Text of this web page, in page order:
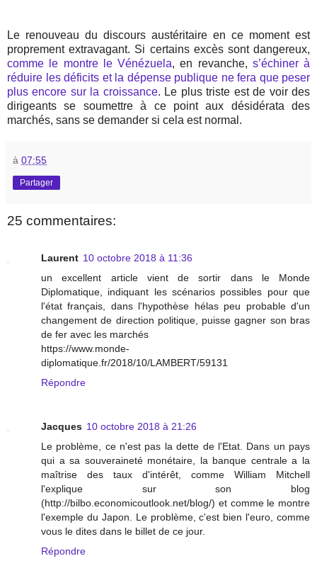
Le renouveau du discours austéritaire en ce moment est
proprement extravagant. Si certains excès sont dangereux,
comme le montre le Vénézuela, en revanche, s’échiner à
réduire les déficits et la dépense publique ne fera que peser
plus encore sur la croissance. Le plus triste est de voir des
dirigeants se soumettre à ce point aux désidérata des
marchés, sans se demander si cela est normal.
à 07:55
Partager
25 commentaires:
Laurent 10 octobre 2018 à 11:36
un excellent article vient de sortir dans le Monde
Diplomatique, indiquant les scénarios possibles pour que
l'état français, dans l'hypothèse hélas peu probable d'un
changement de direction politique, puisse gagner son bras
de fer avec les marchés
https://www.monde-
diplomatique.fr/2018/10/LAMBERT/59131
Répondre
Jacques 10 octobre 2018 à 21:26
Le problème, ce n'est pas la dette de l'Etat. Dans un pays
qui a sa souveraineté monétaire, la banque centrale a la
maîtrise des taux d'intérêt, comme William Mitchell
l'explique sur son blog
(http://bilbo.economicoutlook.net/blog/) et comme le montre
l'exemple du Japon. Le problème, c'est bien l'euro, comme
vous le dites dans le billet de ce jour.
Répondre